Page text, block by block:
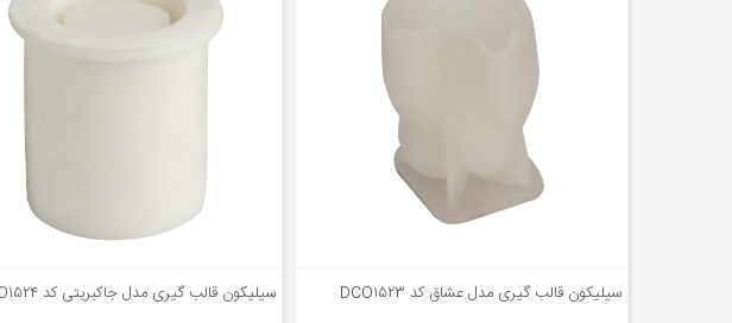
سیلیکون قالب گیری مدل عشاق کد DCO۱۵۲۳ سیلیکون قالب گیری مدل جاکبریتی کد DCO۱۵۲۴